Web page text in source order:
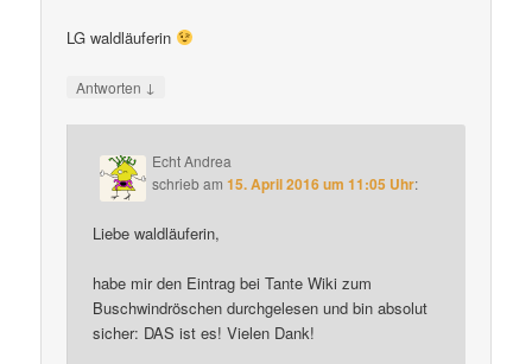
LG waldläuferin
Antworten ↓
Echt Andrea
schriebam15. April 2016 um 11:05 Uhr:
Liebe waldläuferin,
habe mir den Eintrag bei Tante Wiki zum
Buschwindröschen durchgelesen und bin absolut
sicher: DAS ist es! Vielen Dank!